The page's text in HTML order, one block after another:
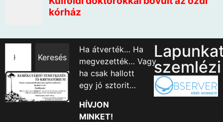
Keresés
Ha átverték… Ha
megvezették… Vagy
ha csak hallott
egy jó sztorit…
HÍVJON
MINKET!
szemlézi